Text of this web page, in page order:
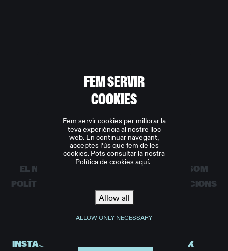
INICINOTÍCIESENTRADESBOTIGA
EL NOSTRE EQUIP
QUI SOM
ONA
POLÍTICA DE PRIVACITAT
TERMES I CONDICIONS
POLÍTICA DE COOKIES
INSTAGRAM X
FEM SERVIR
COOKIES
Fem servir cookies per millorar la
teva experiència al nostre lloc
web. En continuar navegant,
acceptes l’ús que fem de les
cookies. Pots consultar la nostra
Política de cookies aquí.
Allow all
ALLOW ONLY NECESSARY